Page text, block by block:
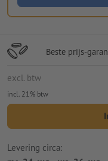
Beste prijs-
excl. btw
incl. 21% btw
Levering circa: